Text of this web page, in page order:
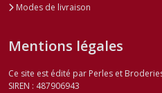
Modes de livraison
Mentions légales
Ce site est édité par Perles et
SIREN : 487906943